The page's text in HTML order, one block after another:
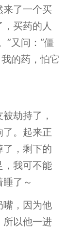
来了一个买
买药的人
”又问：“僵
的药，怕它
劫持了，
了。起来正
了，剩下的
，我可不能
了～
嘴，因为他
所以他一进